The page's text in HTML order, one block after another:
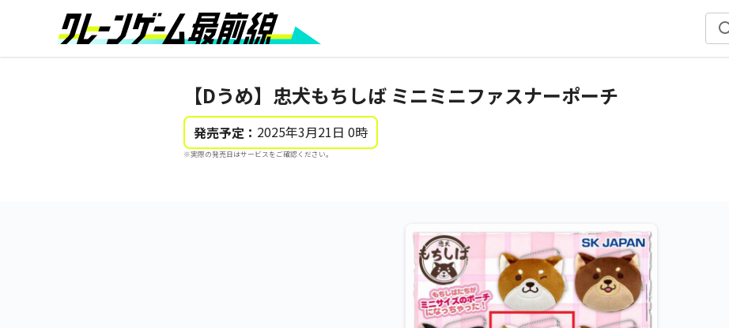
【Dうめ】忠犬もちしば ミニミニファスナーポーチ
発売予定： 2025年3月21日 0時
※実際の発売日はサービスをご確認ください。